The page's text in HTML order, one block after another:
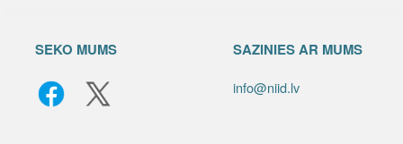
SEKO MUMS SAZINIES AR MUMS
info@niid.lv